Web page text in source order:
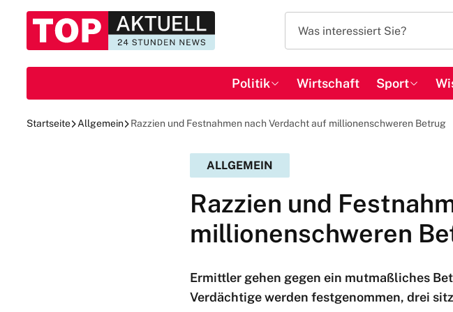
Politik Wirtschaft Sport
Startseite Allgemein Razzien und Festnahmen nach Verdacht auf millionenschweren Betrug
ALLGEMEIN
Razzien und
millionenschweren
Ermittler gehen gegen ein mutmaßliches
Verdächtige werden festgenommen, drei